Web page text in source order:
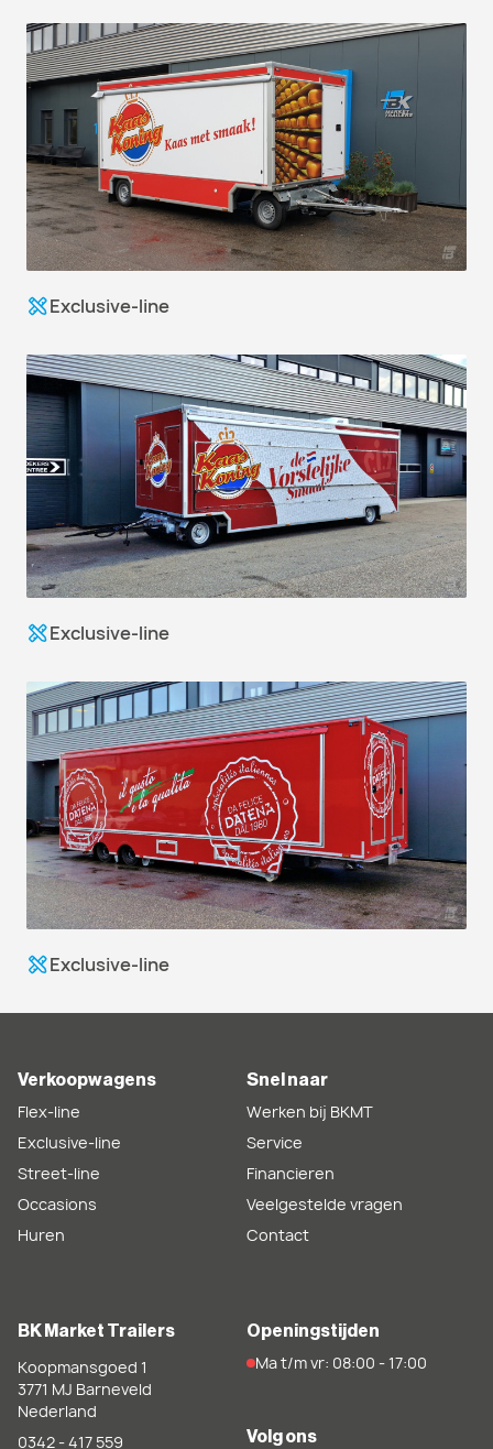
Exclusive-line
Exclusive-line
Exclusive-line
BK Market Trailers
Koopmansgoed 1
3771 MJ Barneveld
Nederland
0342 - 417 559
Verkoopwagens
Flex-line
Exclusive-line
Street-line
Occasions
Huren
Snel naar
Werken bij BKMT
Service
Financieren
Veelgestelde vragen
Contact
Openingstijden
Ma t/m vr: 08:00 - 17:00
Volg ons